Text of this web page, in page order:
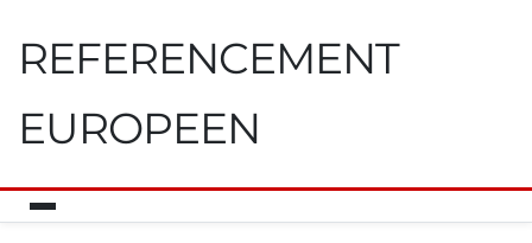
REFERENCEMENT
EUROPEEN